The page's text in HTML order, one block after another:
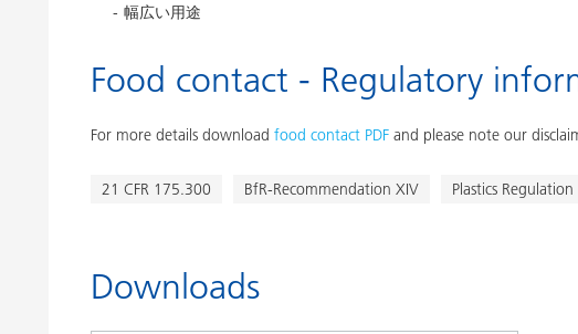
幅広い用途
Food contact - Regulatory
For more details download food contact PDF and please note our
21 CFR 175.300 BfR-Recommendation XIV Plastics
Downloads